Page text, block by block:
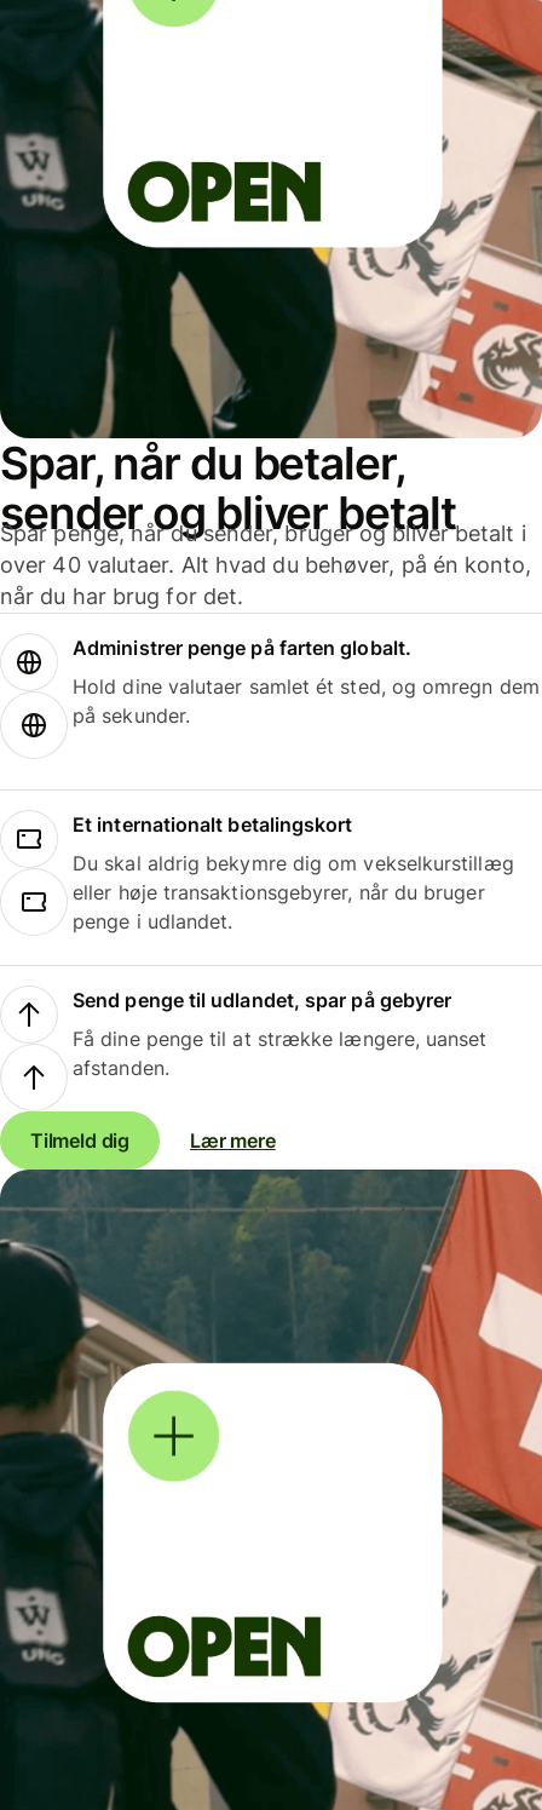
Spar, når du betaler,
sender og bliver betalt
Spar penge, når du sender, bruger og bliver betalt i
over 40 valutaer. Alt hvad du behøver, på én konto,
når du har brug for det.
Administrer penge på farten globalt.
Hold dine valutaer samlet ét sted, og omregn dem
på sekunder.
Et internationalt betalingskort
Du skal aldrig bekymre dig om vekselkurstillæg
eller høje transaktionsgebyrer, når du bruger
penge i udlandet.
Send penge til udlandet, spar på gebyrer
Få dine penge til at strække længere, uanset
afstanden.
Tilmeld dig Lær mere